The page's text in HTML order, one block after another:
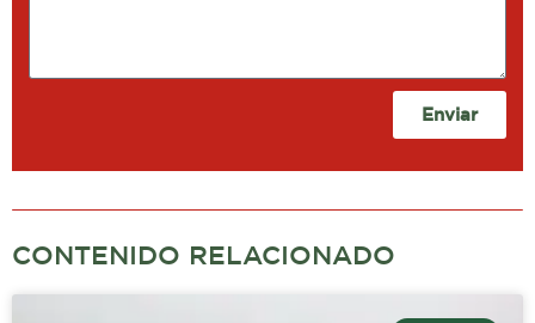
Enviar
CONTENIDO RELACIONADO